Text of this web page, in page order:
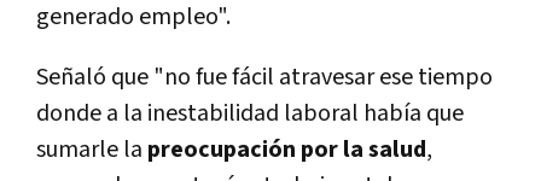
generado empleo".
Señaló que "no fue fácil atravesar ese tiempo
donde a la inestabilidad laboral había que
sumarle la preocupación por la salud,